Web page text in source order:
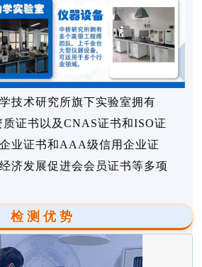
技术研究所旗下实验室拥有
证书以及CNAS证书和ISO证
业证书和AAA级信用企业证
济发展促进会会员证书等多项
检测优势